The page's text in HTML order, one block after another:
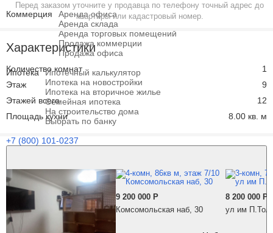
Коммерция
Аренда офиса
Аренда склада
Аренда торговых помещений
Продажа коммерции
Продажа офиса
Ипотека
Ипотечный калькулятор
Ипотека на новостройки
Ипотека на вторичное жилье
Семейная ипотека
На строительство дома
Выбрать по банку
+7 (800) 101-0237
Перед заказом уточните у продавца по телефону точный адрес до
квартиры или кадастровый номер.
Характеристики
Количество комнат
1
Этаж
9
Этажей всего
12
Площадь кухни
8.00 кв. м
9 200 000 Р
Комсомольская наб, 30
8 200 000 Р
ул им